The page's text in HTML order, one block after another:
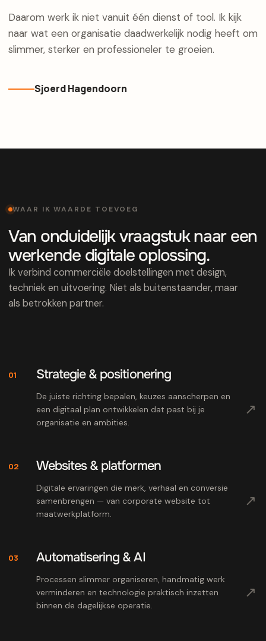
Daarom werk ik niet vanuit één dienst of tool. Ik kijk
naar wat een organisatie daadwerkelijk nodig heeft om
slimmer, sterker en professioneler te groeien.
Sjoerd Hagendoorn
WAAR IK WAARDE TOEVOEG
Van onduidelijk vraagstuk naar een
werkende digitale oplossing.
Ik verbind commerciële doelstellingen met design,
techniek en uitvoering. Niet als buitenstaander, maar
als betrokken partner.
01 Strategie & positionering
De juiste richting bepalen, keuzes aanscherpen en
een digitaal plan ontwikkelen dat past bij je
organisatie en ambities.
↗
02 Websites & platformen
Digitale ervaringen die merk, verhaal en conversie
samenbrengen — van corporate website tot
maatwerkplatform.
↗
03 Automatisering & AI
Processen slimmer organiseren, handmatig werk
verminderen en technologie praktisch inzetten
binnen de dagelijkse operatie.
↗